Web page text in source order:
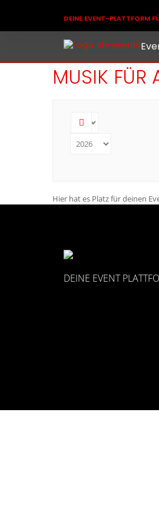
DEINE EVENT-PLATTFORM
MUSIK FÜR
Hier hat es Platz für deinen
DEINE EVENT